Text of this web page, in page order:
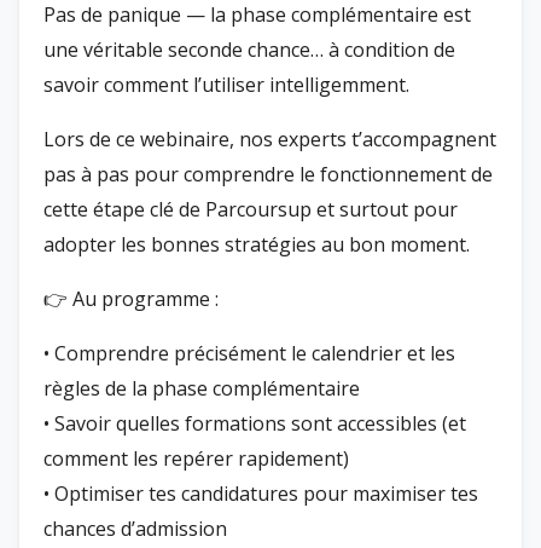
Pas de panique — la phase complémentaire est
une véritable seconde chance… à condition de
savoir comment l’utiliser intelligemment.
Lors de ce webinaire, nos experts t’accompagnent
pas à pas pour comprendre le fonctionnement de
cette étape clé de Parcoursup et surtout pour
adopter les bonnes stratégies au bon moment.
👉 Au programme :
• Comprendre précisément le calendrier et les
règles de la phase complémentaire
• Savoir quelles formations sont accessibles (et
comment les repérer rapidement)
• Optimiser tes candidatures pour maximiser tes
chances d’admission